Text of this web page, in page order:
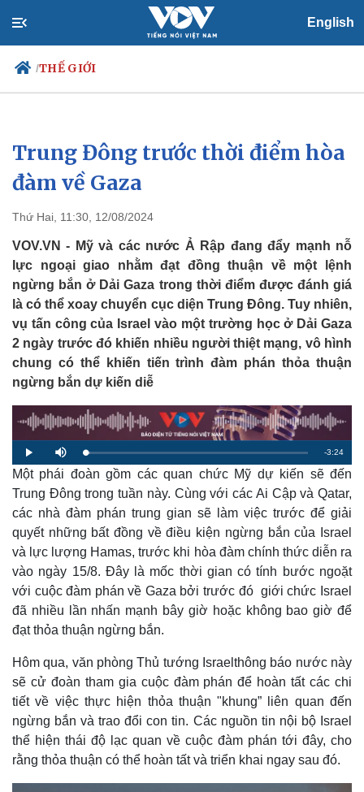
English
/THẾ GIỚI
Chính trị
Đảng
Tổ chức nhân sự
Nhận diện sự thật
Xã hội
Việc làm
Biển đảo
Trung Đông trước thời điểm hòa
đàm về Gaza
Thứ Hai, 11:30, 12/08/2024
VOV.VN - Mỹ và các nước Ả Rập đang đẩy mạnh nỗ
lực ngoại giao nhằm đạt đồng thuận về một lệnh
ngừng bắn ở Dải Gaza trong thời điểm được đánh giá
là có thể xoay chuyển cục diện Trung Đông. Tuy nhiên,
vụ tấn công của Israel vào một trường học ở Dải Gaza
2 ngày trước đó khiến nhiều người thiệt mạng, vô hình
chung có thể khiến tiến trình đàm phán thỏa thuận
ngừng bắn dự kiến diễ
P
l
a
y
M
u
t
e
L
o
a
d
d
2
.
0
1
R
m
i
n
m
e
-3:24
Một phái đoàn gồm các quan chức Mỹ dự kiến sẽ đến
Trung Đông trong tuần này. Cùng với các Ai Cập và Qatar,
các nhà đàm phán trung gian sẽ làm việc trước để giải
quyết những bất đồng về điều kiện ngừng bắn của Israel
và lực lượng Hamas, trước khi hòa đàm chính thức diễn ra
vào ngày 15/8. Đây là mốc thời gian có tính bước ngoặt
với cuộc đàm phán về Gaza bởi trước đó giới chức Israel
đã nhiều lần nhấn mạnh bây giờ hoặc không bao giờ để
đạt thỏa thuận ngừng bắn.
Hôm qua, văn phòng Thủ tướng Israelthông báo nước này
sẽ cử đoàn tham gia cuộc đàm phán để hoàn tất các chi
tiết về việc thực hiện thỏa thuận "khung” liên quan đến
ngừng bắn và trao đổi con tin. Các nguồn tin nội bộ Israel
thể hiện thái độ lạc quan về cuộc đàm phán tới đây, cho
rằng thỏa thuận có thể hoàn tất và triển khai ngay sau đó.